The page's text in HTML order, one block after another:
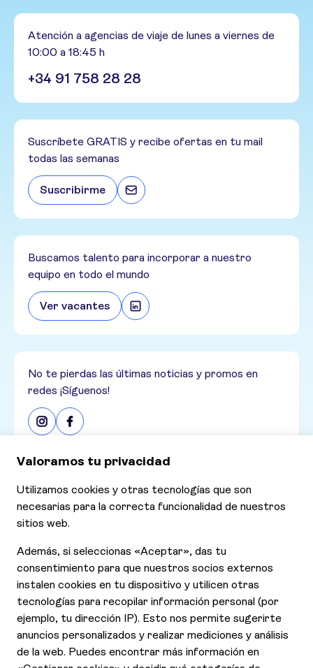
Atención a agencias de viaje de lunes a viernes de
10:00 a 18:45 h
+34 91 758 28 28
Suscríbete GRATIS y recibe ofertas en tu mail
todas las semanas
Suscribirme
Buscamos talento para incorporar a nuestro
equipo en todo el mundo
Ver vacantes
No te pierdas las últimas noticias y promos en
redes ¡Síguenos!
Consultar nuestras últimas ofertas
Ofertas
Contáctanos
Declaración de Accesibilidad
Aviso de Privacidad